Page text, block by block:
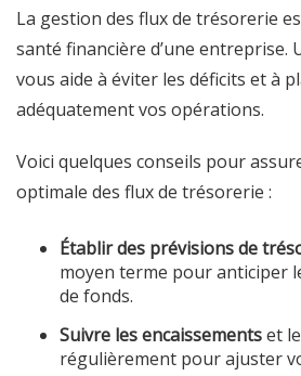
La gestion des flux de trésorerie
santé financière d’une entreprise.
vous aide à éviter les déficits et à
adéquatement vos opérations.
Voici quelques conseils pour
optimale des flux de trésorerie :
Établir des prévisions de
moyen terme pour anticiper
de fonds.
Suivre les encaissementset
régulièrement pour ajuster